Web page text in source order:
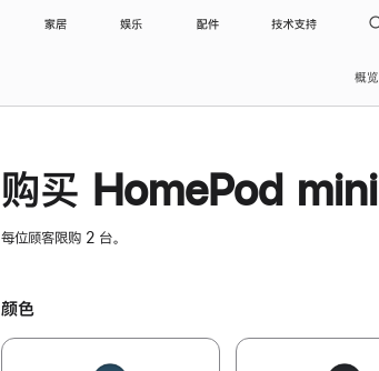
家居 娱乐 配件 技术支持
概览
购买 HomePod mini
每位顾客限购 2 台。
颜色